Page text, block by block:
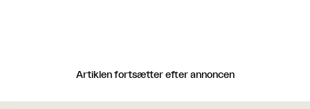
Artiklen fortsætter efter annoncen